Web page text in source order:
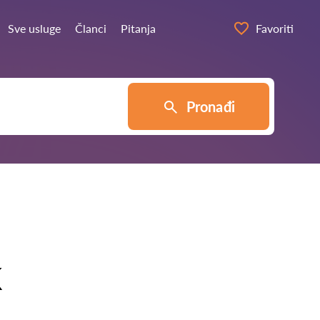
Sve usluge Članci Pitanja Favoriti
Pronađi